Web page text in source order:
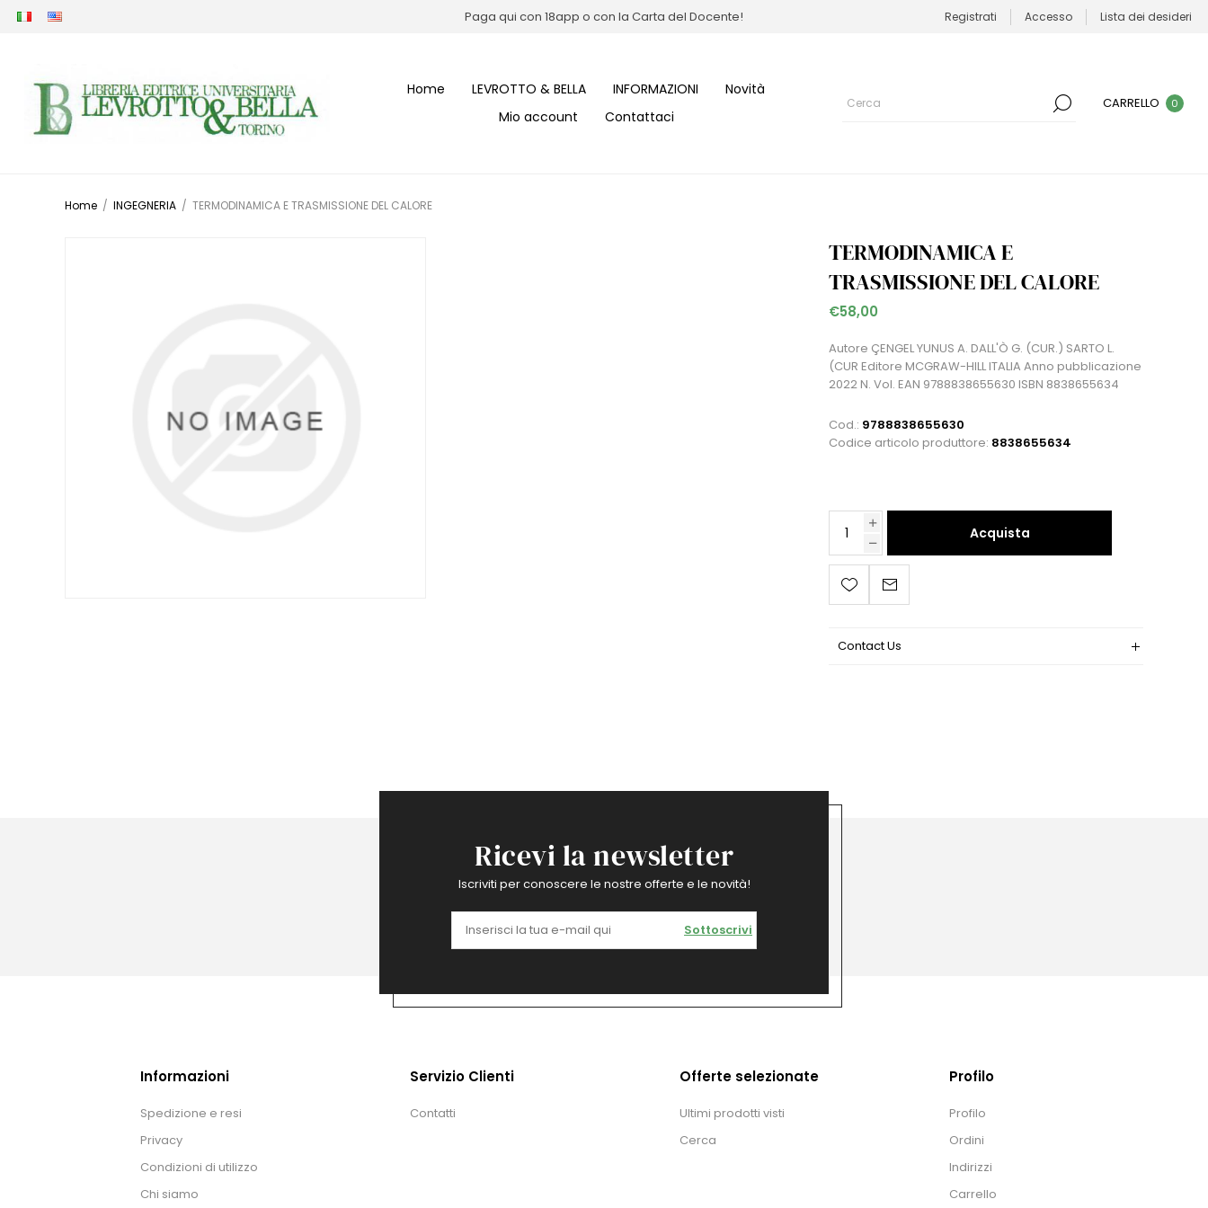
Paga qui con 18app o con la Carta del Docente! Registrati Accesso Lista dei desideri
Home LEVROTTO & BELLA INFORMAZIONI
Novità
Mio account
Contattaci
CARRELLO 0
Home / INGEGNERIA / TERMODINAMICA E TRASMISSIONE DEL CALORE
TERMODINAMICA E
TRASMISSIONE DEL CALORE
€58,00
Autore ÇENGEL YUNUS A. DALL'Ò G. (CUR.) SARTO L.
(CUR Editore MCGRAW-HILL ITALIA Anno pubblicazione
2022 N. Vol. EAN 9788838655630 ISBN 8838655634
Cod.: 9788838655630
Codice articolo produttore: 8838655634
Acquista
Contact Us
Ricevi la newsletter
Iscriviti per conoscere le nostre offerte e le novità!
Sottoscrivi
Informazioni
Spedizione e resi
Privacy
Condizioni di utilizzo
Chi siamo
Servizio Clienti
Contatti
Offerte selezionate
Ultimi prodotti visti
Cerca
Profilo
Profilo
Ordini
Indirizzi
Carrello